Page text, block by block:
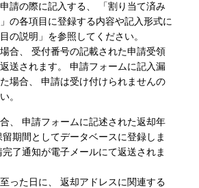
請の際に記入する、 「割り当て済み
の各項目に登録する内容や記入形式に
の説明」を参照してください。
合、 受付番号の記載された申請受領
送されます。 申請フォームに記入漏
場合、 申請は受け付けられませんの
。
、 申請フォームに記述された返却年
期間としてデータベースに登録しま
了通知が電子メールにて返送されま
った日に、 返却アドレスに関連する